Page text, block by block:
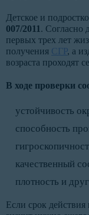
Детское и
007/2011 . Согласно
первых трех лет
получения СГР, а
возраста проходят
В ходе проверки
устойчивость
способность
качественный
плотность и
Если срок